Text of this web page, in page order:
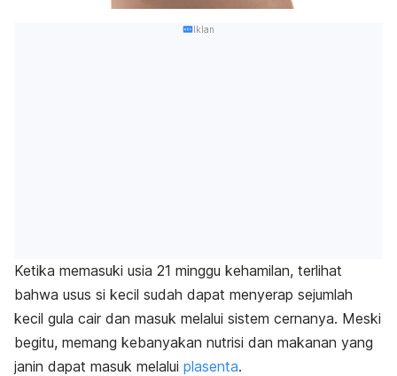
Iklan
Ketika memasuki usia 21 minggu kehamilan, terlihat
bahwa usus si kecil sudah dapat menyerap sejumlah
kecil gula cair dan masuk melalui sistem cernanya. Meski
begitu, memang kebanyakan nutrisi dan makanan yang
janin dapat masuk melalui plasenta.